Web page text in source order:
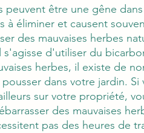
peuvent être une gêne
à éliminer et causent
des mauvaises herbes
d'utiliser du
herbes, il existe de
dans votre jardin. Si
sur votre propriété,
des mauvaises
pas des heures de